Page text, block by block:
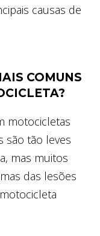
causas de
COMUNS
motocicletas
são tão leves
mas muitos
das lesões